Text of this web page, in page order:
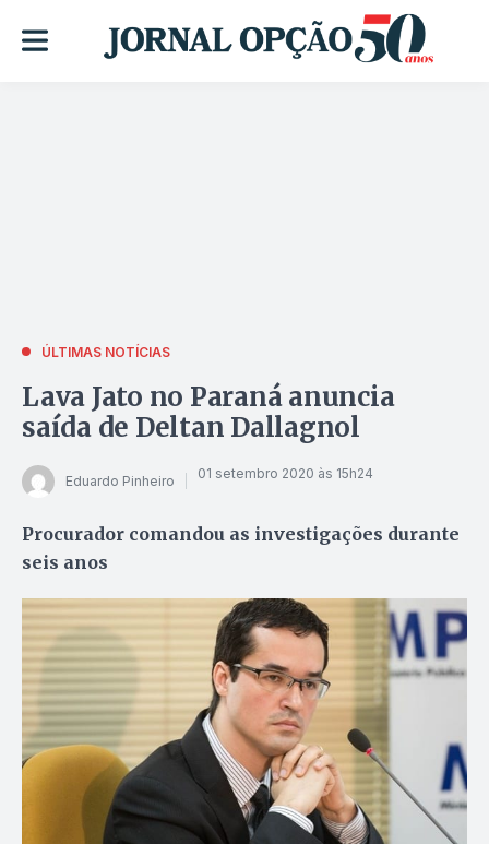
ÚLTIMAS NOTÍCIAS
Lava Jato no Paraná anuncia
saída de Deltan Dallagnol
Eduardo Pinheiro 01 setembro 2020 às 15h24
Procurador comandou as investigações durante
seis anos